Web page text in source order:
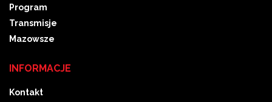
Program
Transmisje
Mazowsze
INFORMACJE
Kontakt